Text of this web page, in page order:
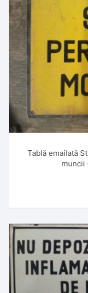
Tablă emailată
muncii